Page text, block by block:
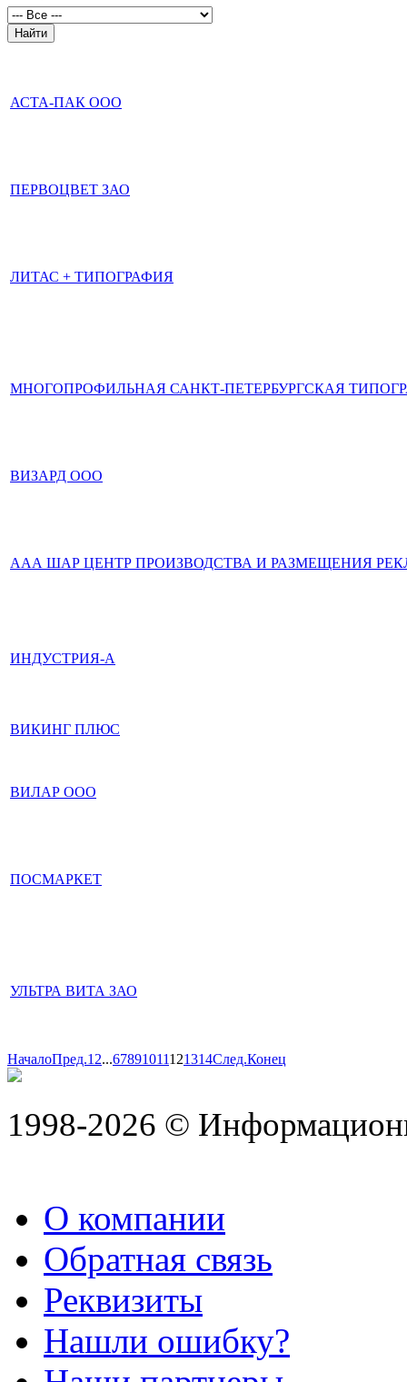
АСТА-ПАК ООО
ПЕРВОЦВЕТ ЗАО
ЛИТАС + ТИПОГРАФИЯ
МНОГОПРОФИЛЬНАЯ САНКТ-ПЕТЕРБУРГСКАЯ
ВИЗАРД ООО
ААА ШАР ЦЕНТР ПРОИЗВОДСТВА И РАЗМЕЩЕНИЯ
ИНДУСТРИЯ-А
ВИКИНГ ПЛЮС
ВИЛАР ООО
ПОСМАРКЕТ
УЛЬТРА ВИТА ЗАО
НачалоПред.1 2...67891011121314След.Конец
1998-2026 ©
О компании
Обратная связь
Реквизиты
Нашли ошибку?